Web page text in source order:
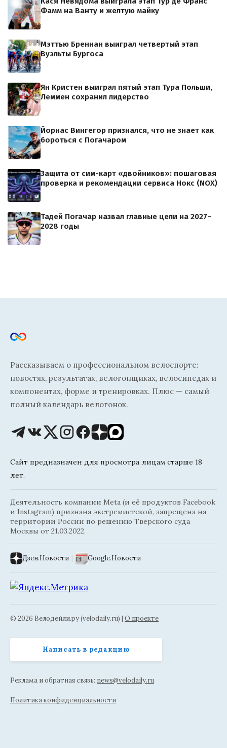
Фамм на Ванту и желтую майку
Мэттью Бреннан выиграл четвертый этап
Вуэльты Бургоса
Ян Кристен выиграл пятый этап Тура Польши,
Леммен сохранил лидерство
Йорнас Вингегор признался, что не знает как
бороться с Погачаром
Защита от сим-карт «двойников»: пошаговая
проверка и рекомендации сервиса Нокс (NOX)
Тадей Погачар назвал главные цели на 2027–
2028 годы
Рассказываем о профессиональном велоспорте:
новостях, результатах, велогонщиках, велосипедах и
компонентах, форме и тренировках. Плюс — самый
полный календарь велогонок.
Сайт предназначен для просмотра лицам старше 18
лет.
Деятельность компании Meta (и её продуктов Facebook
и Instagram) признана экстремистской, запрещена на
территории России по решению Тверского суда
Москвы от 21.03.2022.
Дзен.Новости | Google.Новости
© 2026 Велодейли.ру (velodaily.ru) | О проекте
Написать в редакцию
Реклама и обратная связь: news@velodaily.ru
Политика конфиденциальности